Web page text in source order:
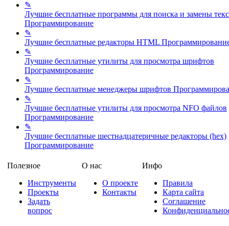
✎
Лучшие бесплатные программы для поиска и замены
Программирование
✎
Лучшие бесплатные редакторы HTML
✎
Лучшие бесплатные утилиты для просмотра шрифтов
Программирование
✎
Лучшие бесплатные менеджеры шрифтов
✎
Лучшие бесплатные утилиты для просмотра NFO файлов
Программирование
✎
Лучшие бесплатные шестнадцатеричные редакторы (hex)
Программирование
Полезное
Инструменты
Проекты
Задать
вопрос
О нас
О проекте
Контакты
Инфо
Правила
Карта сайта
Соглашение